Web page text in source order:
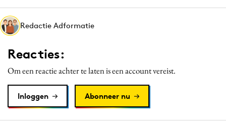
Martech
Media
Merkstrategie
PR
Programmatic
Reputatie & crisis
Redactie Adformatie
Reacties:
Om een reactie achter te laten is een account vereist.
Inloggen Abonneer nu